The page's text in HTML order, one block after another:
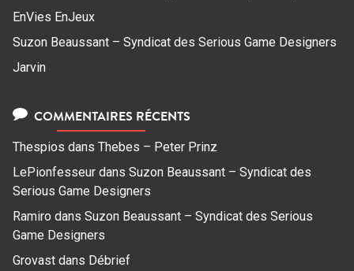
EnVies EnJeux
Suzon Beaussant – Syndicat des Serious Game Designers
Jarvin
COMMENTAIRES RÉCENTS
Thespios dans Thebes – Peter Prinz
LePionfesseur dans Suzon Beaussant – Syndicat des
Serious Game Designers
Ramiro dans Suzon Beaussant – Syndicat des Serious
Game Designers
Grovast dans Débrief